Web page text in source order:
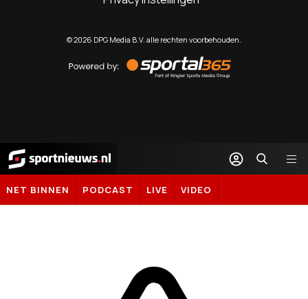
©2026 DPG Media B.V. alle rechten voorbehouden.
by
Sportal365
Sportnieuws.nl
NET BINNEN PODCAST LIVE VIDEO